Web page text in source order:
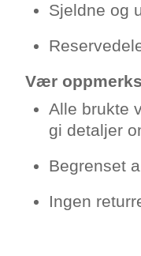
Sjeldne og
Vær
Alle brukte
gi detaljer
Begrenset
Ingen